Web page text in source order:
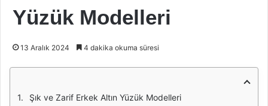
Yüzük Modelleri
13 Aralık 2024 4 dakika okuma süresi
Şık ve Zarif Erkek Altın Yüzük Modelleri